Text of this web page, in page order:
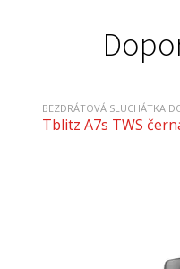
BEZDRÁTOVÁ SLUCHÁTKA
Tblitz A7s TWS